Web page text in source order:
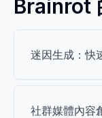
Brainrot
迷因生成：快
社群媒體內容